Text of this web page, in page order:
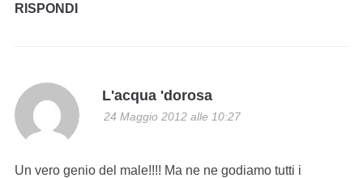
RISPONDI
L'acqua 'dorosa
24 Maggio 2012 alle 10:27
Un vero genio del male!!!! Ma ne ne godiamo tutti i